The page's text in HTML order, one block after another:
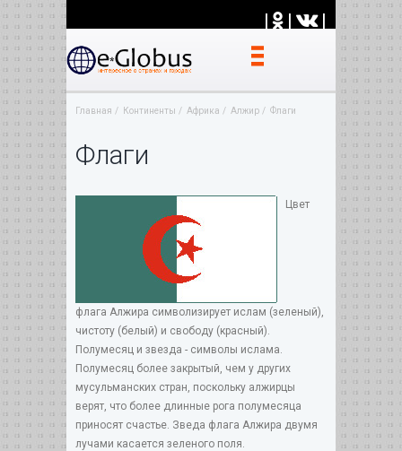
| | |
Главная Континенты Африка Алжир Флаги
Флаги
Цвет
флага Алжира символизирует ислам (зеленый),
чистоту (белый) и свободу (красный).
Полумесяц и звезда - символы ислама.
Полумесяц более закрытый, чем у других
мусульманских стран, поскольку алжирцы
верят, что более длинные рога полумесяца
приносят счастье. Зведа флага Алжира двумя
лучами касается зеленого поля.